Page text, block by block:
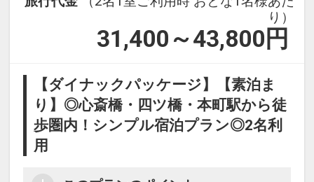
り）
31,400～43,800 円
【ダイナックパッケージ】【素泊ま
り】◎心斎橋・四ツ橋・本町駅から徒
歩圏内！シンプル宿泊プラン◎2名利
用